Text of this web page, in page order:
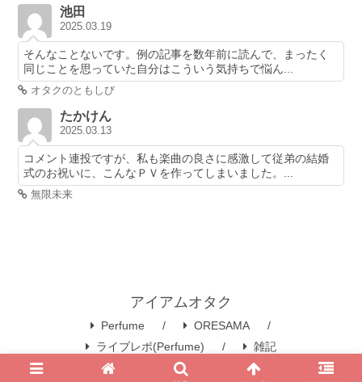
池田
2025.03.19
そんなことないです。例の記事を数年前に読んで、まったく
同じことを思っていた自分はこういう気持ちで悩ん...
オタクのともしび
たかけん
2025.03.13
コメント連投ですが、私も楽曲の良さに感激して従弟の結婚
式のお祝いに、こんなＰＶを作ってしまいました。...
無限未来
アイアムオタク
Perfume
ORESAMA
ライブレポ(Perfume)
雑記
© 2008 アイアムオタク.